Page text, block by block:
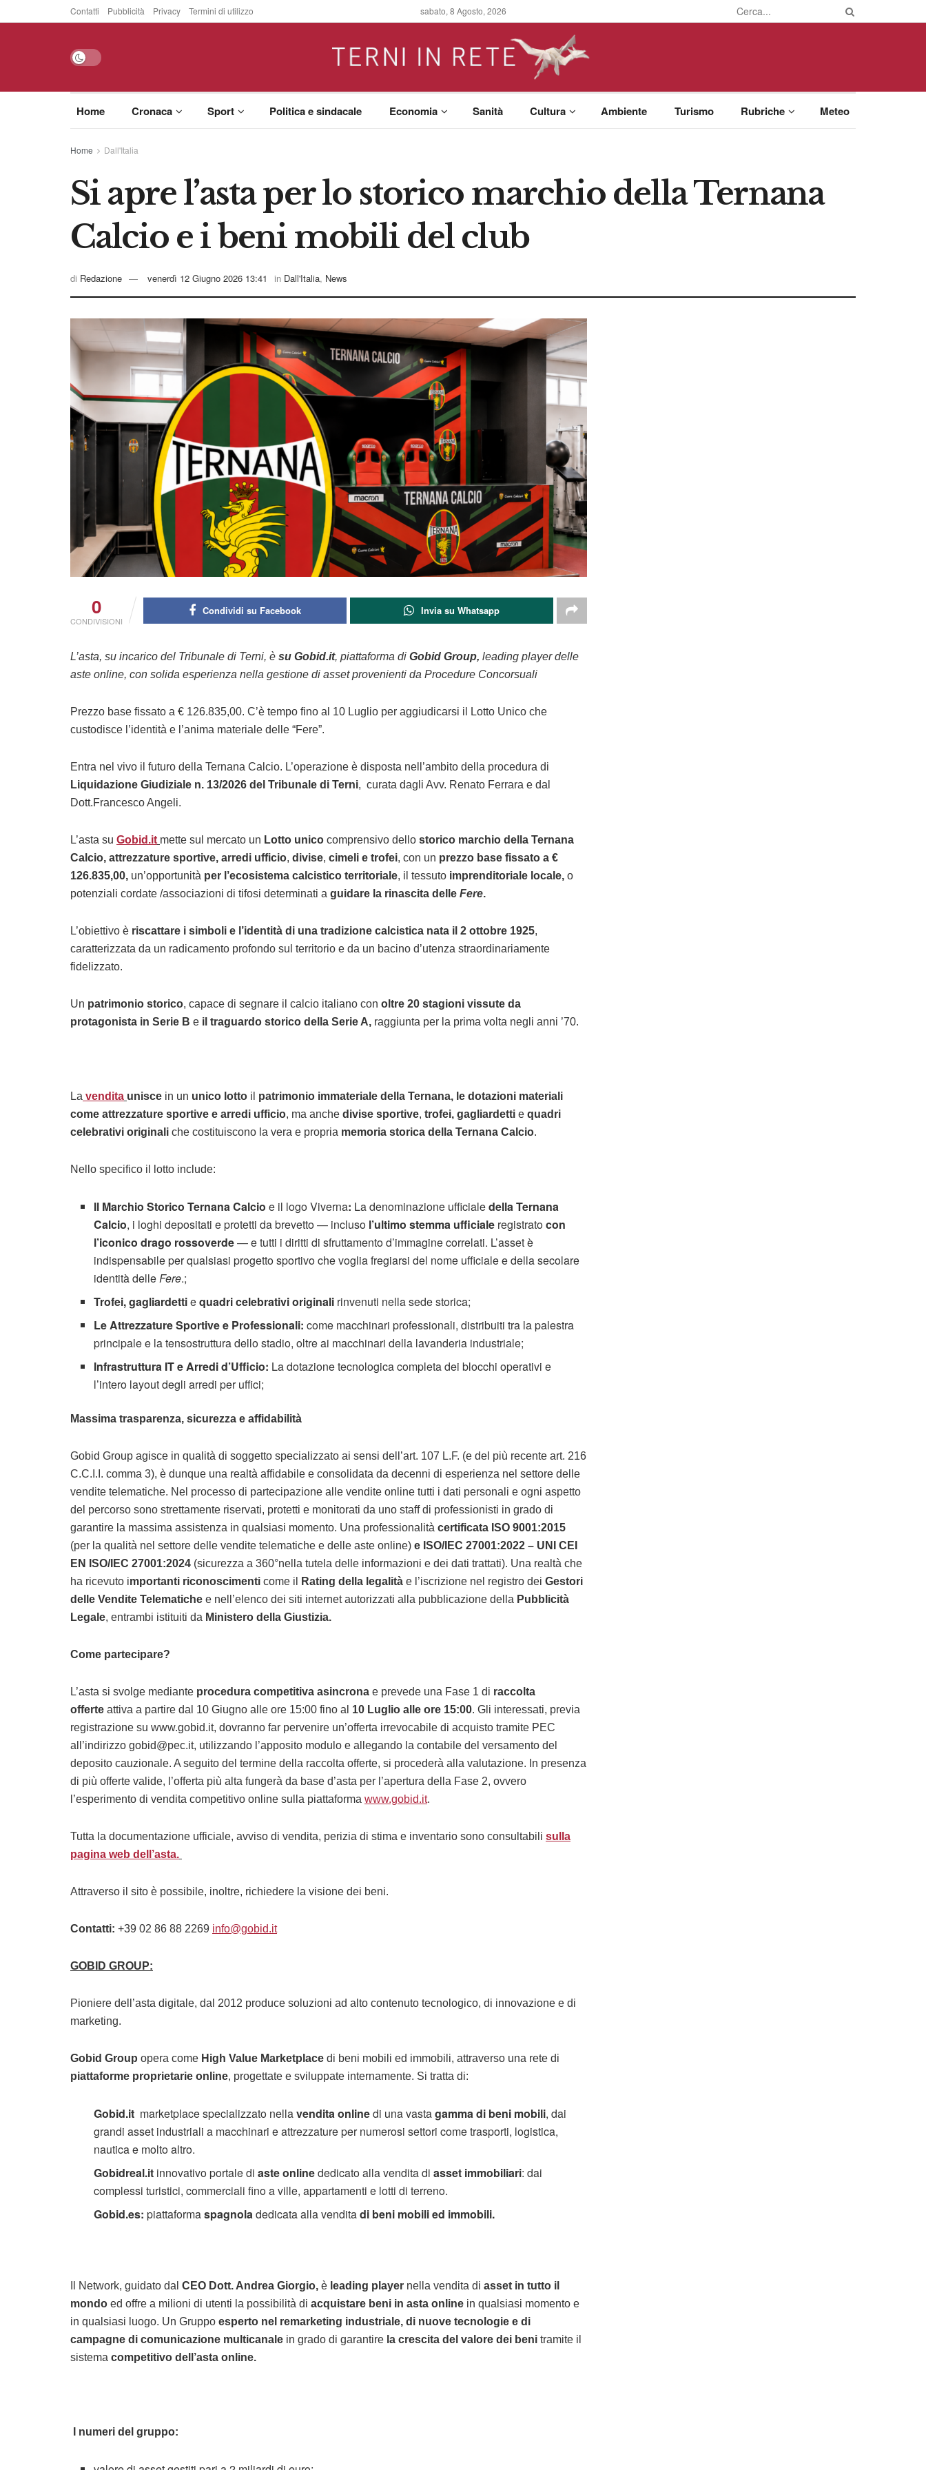
Contatti Pubblicità Privacy Termini di utilizzo sabato, 8 Agosto, 2026
Home Cronaca Sport Politica e sindacale Economia Sanità Cultura Ambiente Turismo Rubriche Meteo
Home Dall'Italia
Si apre l’asta per lo storico marchio della Ternana
Calcio e i beni mobili del club
di Redazione venerdì 12 Giugno 2026 13:41 in Dall'Italia, News
0
CONDIVISIONI
Condividi su Facebook Invia su Whatsapp
L’asta, su incarico del Tribunale di Terni, è su Gobid.it, piattaforma di Gobid Group, leading player delle
aste online, con solida esperienza nella gestione di asset provenienti da Procedure Concorsuali
Prezzo base fissato a € 126.835,00. C’è tempo fino al 10 Luglio per aggiudicarsi il Lotto Unico che
custodisce l’identità e l’anima materiale delle “Fere”.
Entra nel vivo il futuro della Ternana Calcio. L’operazione è disposta nell’ambito della procedura di
Liquidazione Giudiziale n. 13/2026 del Tribunale di Terni, curata dagli Avv. Renato Ferrara e dal
Dott.Francesco Angeli.
L’asta su Gobid.it mette sul mercato un Lotto unico comprensivo dello storico marchio della Ternana
Calcio, attrezzature sportive, arredi ufficio, divise, cimeli e trofei, con un prezzo base fissato a €
126.835,00, un’opportunità per l’ecosistema calcistico territoriale, il tessuto imprenditoriale locale, o
potenziali cordate /associazioni di tifosi determinati a guidare la rinascita delle Fere.
L’obiettivo è riscattare i simboli e l’identità di una tradizione calcistica nata il 2 ottobre 1925,
caratterizzata da un radicamento profondo sul territorio e da un bacino d’utenza straordinariamente
fidelizzato.
Un patrimonio storico, capace di segnare il calcio italiano con oltre 20 stagioni vissute da
protagonista in Serie B e il traguardo storico della Serie A, raggiunta per la prima volta negli anni ’70.
La vendita unisce in un unico lotto il patrimonio immateriale della Ternana, le dotazioni materiali
come attrezzature sportive e arredi ufficio, ma anche divise sportive, trofei, gagliardetti e quadri
celebrativi originali che costituiscono la vera e propria memoria storica della Ternana Calcio.
Nello specifico il lotto include:
Il Marchio Storico Ternana Calcioe il logo Viverna: La denominazione ufficialedella Ternana
Calcio, i loghi depositati e protetti da brevetto — incluso l’ultimo stemma ufficiale registratocon
l’iconico drago rossoverde— e tutti i diritti di sfruttamento d’immagine correlati. L’asset è
indispensabile per qualsiasi progetto sportivo che voglia fregiarsi del nome ufficiale e della secolare
identità delleFere.;
Trofei, gagliardettiequadri celebrativi originali rinvenuti nella sede storica;
Le Attrezzature Sportive e Professionali:come macchinari professionali, distribuiti tra la palestra
principale e la tensostruttura dello stadio, oltre ai macchinari della lavanderia industriale;
Infrastruttura IT e Arredi d’Ufficio: La dotazione tecnologica completa dei blocchi operativi e
l’intero layout degli arredi per uffici;
Massima trasparenza, sicurezza e affidabilità
Gobid Group agisce in qualità di soggetto specializzato ai sensi dell’art. 107 L.F. (e del più recente art. 216
C.C.I.I. comma 3), è dunque una realtà affidabile e consolidata da decenni di esperienza nel settore delle
vendite telematiche. Nel processo di partecipazione alle vendite online tutti i dati personali e ogni aspetto
del percorso sono strettamente riservati, protetti e monitorati da uno staff di professionisti in grado di
garantire la massima assistenza in qualsiasi momento. Una professionalità certificata ISO 9001:2015
(per la qualità nel settore delle vendite telematiche e delle aste online) e ISO/IEC 27001:2022 – UNI CEI
EN ISO/IEC 27001:2024 (sicurezza a 360°nella tutela delle informazioni e dei dati trattati). Una realtà che
ha ricevuto importanti riconoscimenti come il Rating della legalità e l’iscrizione nel registro dei Gestori
delle Vendite Telematiche e nell’elenco dei siti internet autorizzati alla pubblicazione della Pubblicità
Legale, entrambi istituiti da Ministero della Giustizia.
Come partecipare?
L’asta si svolge mediante procedura competitiva asincrona e prevede una Fase 1 di raccolta
offerte attiva a partire dal 10 Giugno alle ore 15:00 fino al 10 Luglio alle ore 15:00. Gli interessati, previa
registrazione su www.gobid.it, dovranno far pervenire un’offerta irrevocabile di acquisto tramite PEC
all’indirizzo gobid@pec.it, utilizzando l’apposito modulo e allegando la contabile del versamento del
deposito cauzionale. A seguito del termine della raccolta offerte, si procederà alla valutazione. In presenza
di più offerte valide, l’offerta più alta fungerà da base d’asta per l’apertura della Fase 2, ovvero
l’esperimento di vendita competitivo online sulla piattaforma www.gobid.it.
Tutta la documentazione ufficiale, avviso di vendita, perizia di stima e inventario sono consultabili sulla
pagina web dell’asta.
Attraverso il sito è possibile, inoltre, richiedere la visione dei beni.
Contatti: +39 02 86 88 2269 info@gobid.it
GOBID GROUP:
Pioniere dell’asta digitale, dal 2012 produce soluzioni ad alto contenuto tecnologico, di innovazione e di
marketing.
Gobid Group opera come High Value Marketplace di beni mobili ed immobili, attraverso una rete di
piattaforme proprietarie online, progettate e sviluppate internamente. Si tratta di:
Gobid.it marketplace specializzato nellavendita onlinedi una vastagamma di beni mobili, dai
grandi asset industriali a macchinari e attrezzature per numerosi settori come trasporti, logistica,
nautica e molto altro.
Gobidreal.it innovativo portale diaste onlinededicato alla vendita diasset immobiliari: dai
complessi turistici, commerciali fino a ville, appartamenti e lotti di terreno.
Gobid.es:piattaformaspagnoladedicata alla venditadi beni mobili ed immobili.
Il Network, guidato dal CEO Dott. Andrea Giorgio, è leading player nella vendita di asset in tutto il
mondo ed offre a milioni di utenti la possibilità di acquistare beni in asta online in qualsiasi momento e
in qualsiasi luogo. Un Gruppo esperto nel remarketing industriale, di nuove tecnologie e di
campagne di comunicazione multicanale in grado di garantire la crescita del valore dei beni tramite il
sistema competitivo dell’asta online.
I numeri del gruppo: